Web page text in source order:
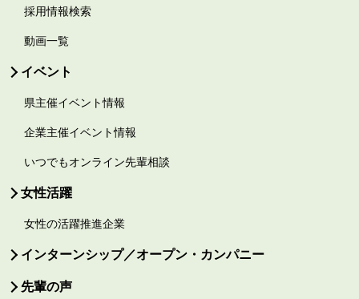
採用情報検索
動画一覧
イベント
県主催イベント情報
企業主催イベント情報
いつでもオンライン先輩相談
女性活躍
女性の活躍推進企業
インターンシップ／オープン・カンパニー
先輩の声